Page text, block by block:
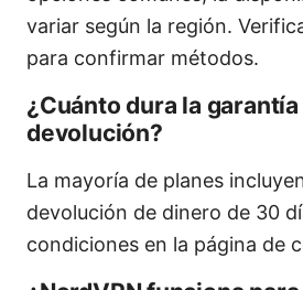
variar según la región.
para confirmar métodos.
¿Cuánto dura la garantía
devolución?
La mayoría de planes
devolución de dinero de 30
condiciones en la página de